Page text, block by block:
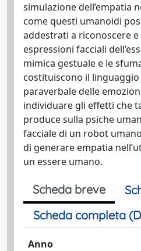
simulazione dell’empatia
come questi umanoidi
addestrati a riconoscere
espressioni facciali
mimica gestuale e le
costituiscono il
paraverbale delle
individuare gli effetti che
produce sulla psiche
facciale di un robot
di generare empatia
un essere umano.
Scheda breve
Scheda completa
Anno